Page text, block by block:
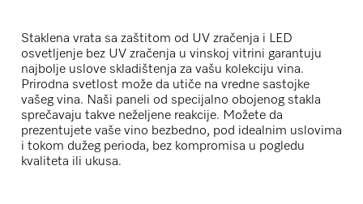
Staklena vrata sa zaštitom od UV zračenja i LED
osvetljenje bez UV zračenja u vinskoj vitrini garantuju
najbolje uslove skladištenja za vašu kolekciju vina.
Prirodna svetlost može da utiče na vredne sastojke
vašeg vina. Naši paneli od specijalno obojenog stakla
sprečavaju takve neželjene reakcije. Možete da
prezentujete vaše vino bezbedno, pod idealnim uslovima
i tokom dužeg perioda, bez kompromisa u pogledu
kvaliteta ili ukusa.